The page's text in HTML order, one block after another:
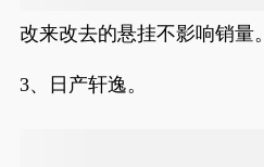
改来改去的悬挂不影响销量。
3、日产轩逸。